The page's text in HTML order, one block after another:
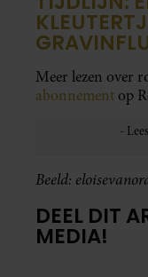
Meer lezen over
abonnement op
Beeld:
DEEL DIT
MEDIA!